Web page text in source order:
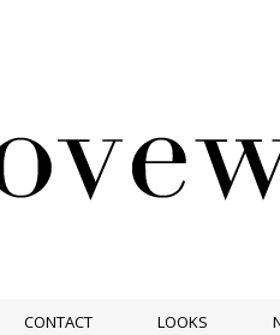
CONTACT LOOKS